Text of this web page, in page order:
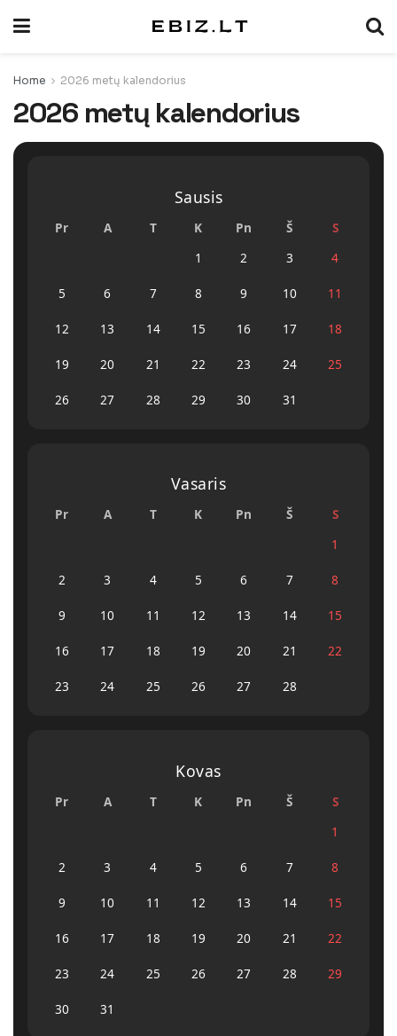
Home 2026 metų kalendorius
2026 metų kalendorius
Sausis
Pr A T K Pn Š
S
1
2 3 4
5 6 7 8 9 10 11
12 13 14 15 16 17 18
19 20 21 22 23 24 25
26 27 28 29 30 31
Vasaris
Pr A T K Pn Š
S
1
2 3 4 5 6 7 8
9 10 11 12 13 14 15
16 17 18 19 20 21 22
23 24 25 26 27 28
Kovas
Pr A T K Pn Š
S
1
2 3 4 5 6 7 8
9 10 11 12 13 14 15
16 17 18 19 20 21 22
23 24 25 26 27 28 29
30 31